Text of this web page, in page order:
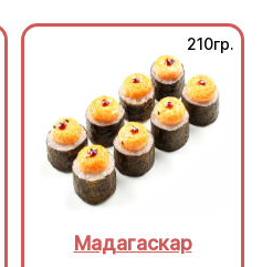
210гр.
Мадагаскар